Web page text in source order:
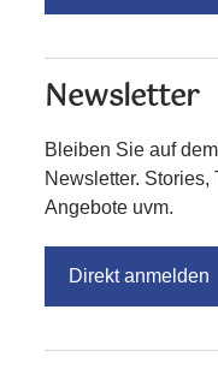
Newsletter
Bleiben Sie auf
Newsletter.
Angebote uvm.
Direkt anmelden